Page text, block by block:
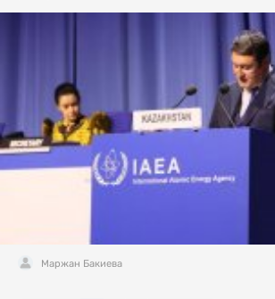
Маржан Бакиева